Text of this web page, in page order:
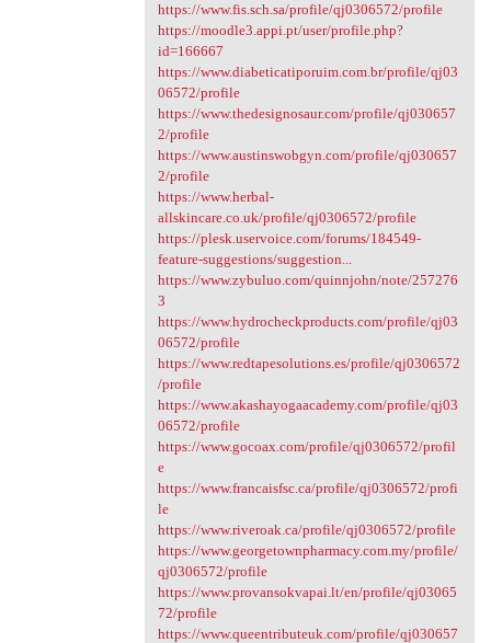
https://www.fis.sch.sa/profile/qj0306572/profile
https://moodle3.appi.pt/user/profile.php?
id=166667
https://www.diabeticatiporuim.com.br/profile/qj03
06572/profile
https://www.thedesignosaur.com/profile/qj030657
2/profile
https://www.austinswobgyn.com/profile/qj030657
2/profile
https://www.herbal-
allskincare.co.uk/profile/qj0306572/profile
https://plesk.uservoice.com/forums/184549-
feature-suggestions/suggestion...
https://www.zybuluo.com/quinnjohn/note/257276
3
https://www.hydrocheckproducts.com/profile/qj03
06572/profile
https://www.redtapesolutions.es/profile/qj0306572
/profile
https://www.akashayogaacademy.com/profile/qj03
06572/profile
https://www.gocoax.com/profile/qj0306572/profil
e
https://www.francaisfsc.ca/profile/qj0306572/profi
le
https://www.riveroak.ca/profile/qj0306572/profile
https://www.georgetownpharmacy.com.my/profile/
qj0306572/profile
https://www.provansokvapai.lt/en/profile/qj03065
72/profile
https://www.queentributeuk.com/profile/qj030657